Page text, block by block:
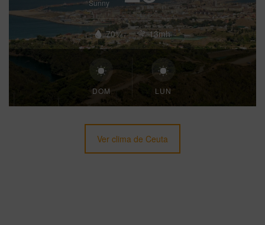
Sunny
70% 13mh
DOM LUN
Ver clima de Ceuta